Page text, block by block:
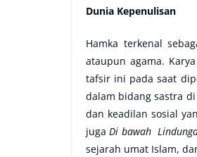
Dunia Kepenulisan
Hamka terkenal
ataupun agama.
tafsir ini pada saat
dalam bidang sastra
dan keadilan sosial
jugaDi bawah
sejarah umat Islam,